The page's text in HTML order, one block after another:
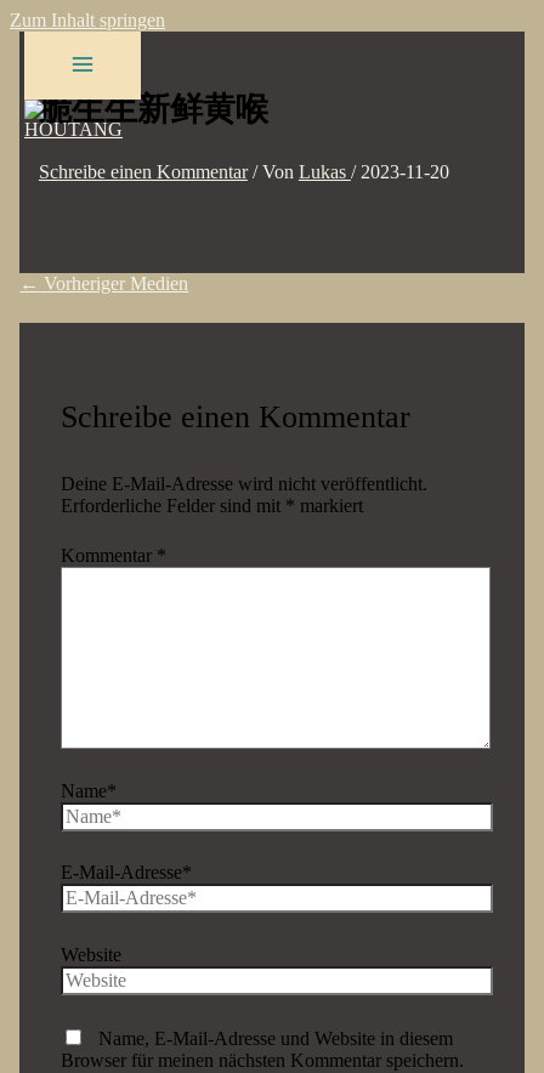
Zum Inhalt springen
脆生生新鲜黄喉
Schreibe einen Kommentar / Von Lukas / 2023-11-20
← Vorheriger Medien
Schreibe einen Kommentar
Deine E-Mail-Adresse wird nicht veröffentlicht.
Erforderliche Felder sind mit * markiert
Kommentar *
Name*
E-Mail-Adresse*
Website
Name, E-Mail-Adresse und Website in diesem
Browser für meinen nächsten Kommentar speichern.